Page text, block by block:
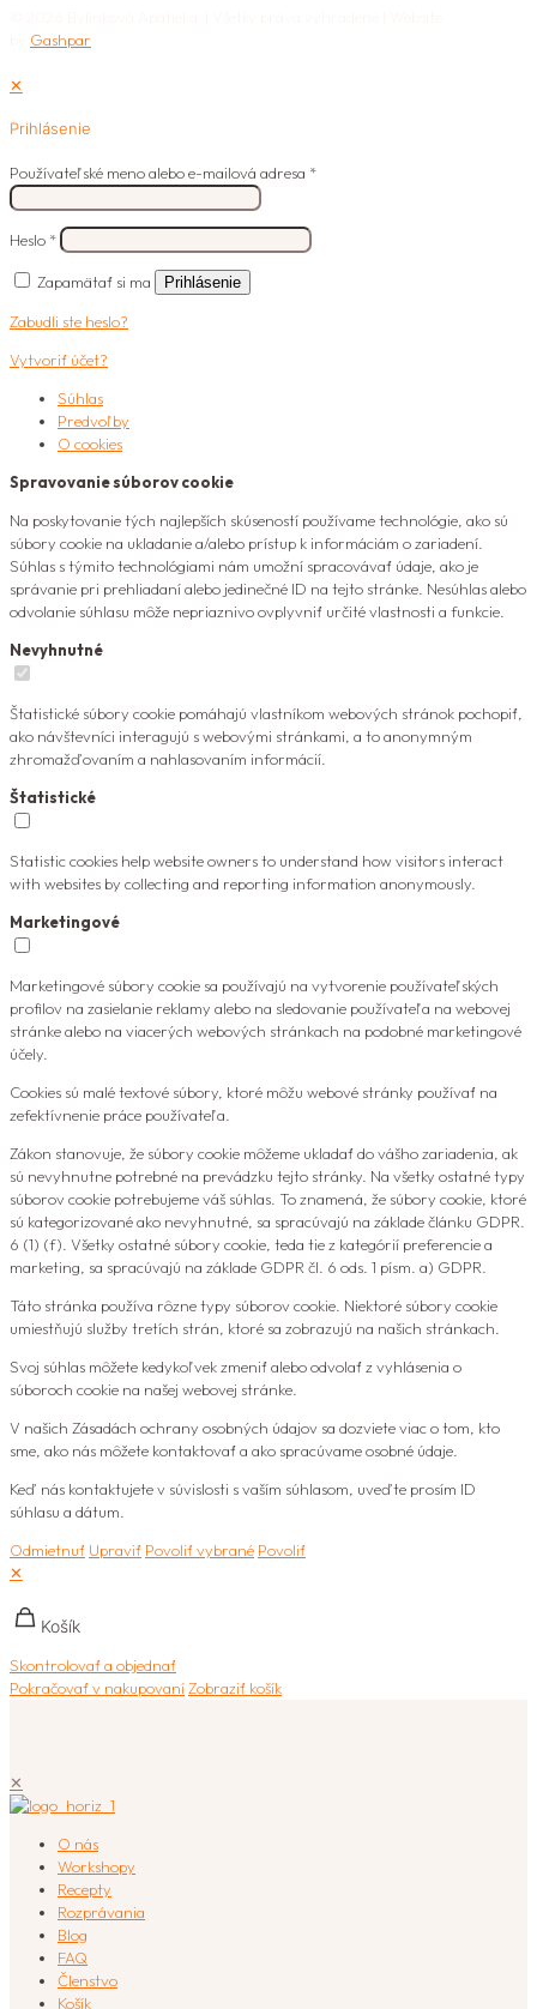
Gashpar
✕
Prihlásenie
Používateľské meno alebo e-mailová adresa *
Heslo *
Zapamätať si ma Prihlásenie
Zabudli ste heslo?
Vytvoriť účet?
Súhlas
Predvoľby
O cookies
Spravovanie súborov cookie
Na poskytovanie tých najlepších skúseností používame technológie, ako sú
súbory cookie na ukladanie a/alebo prístup k informáciám o zariadení.
Súhlas s týmito technológiami nám umožní spracovávať údaje, ako je
správanie pri prehliadaní alebo jedinečné ID na tejto stránke. Nesúhlas alebo
odvolanie súhlasu môže nepriaznivo ovplyvniť určité vlastnosti a funkcie.
Nevyhnutné
Štatistické súbory cookie pomáhajú vlastníkom webových stránok pochopiť,
ako návštevníci interagujú s webovými stránkami, a to anonymným
zhromažďovaním a nahlasovaním informácií.
Štatistické
Statistic cookies help website owners to understand how visitors interact
with websites by collecting and reporting information anonymously.
Marketingové
Marketingové súbory cookie sa používajú na vytvorenie používateľských
profilov na zasielanie reklamy alebo na sledovanie používateľa na webovej
stránke alebo na viacerých webových stránkach na podobné marketingové
účely.
Cookies sú malé textové súbory, ktoré môžu webové stránky používať na
zefektívnenie práce používateľa.
Zákon stanovuje, že súbory cookie môžeme ukladať do vášho zariadenia, ak
sú nevyhnutne potrebné na prevádzku tejto stránky. Na všetky ostatné typy
súborov cookie potrebujeme váš súhlas. To znamená, že súbory cookie, ktoré
sú kategorizované ako nevyhnutné, sa spracúvajú na základe článku GDPR.
6 (1) (f). Všetky ostatné súbory cookie, teda tie z kategórií preferencie a
marketing, sa spracúvajú na základe GDPR čl. 6 ods. 1 písm. a) GDPR.
Táto stránka používa rôzne typy súborov cookie. Niektoré súbory cookie
umiestňujú služby tretích strán, ktoré sa zobrazujú na našich stránkach.
Svoj súhlas môžete kedykoľvek zmeniť alebo odvolať z vyhlásenia o
súboroch cookie na našej webovej stránke.
V našich Zásadách ochrany osobných údajov sa dozviete viac o tom, kto
sme, ako nás môžete kontaktovať a ako spracúvame osobné údaje.
Keď nás kontaktujete v súvislosti s vaším súhlasom, uveďte prosím ID
súhlasu a dátum.
Odmietnuť Upraviť Povoliť vybrané Povoliť
✕
Košík
Skontrolovať a objednať
Pokračovať v nakupovaní Zobraziť košík
✕
O nás
Workshopy
Recepty
Rozprávania
Blog
FAQ
Členstvo
Košík